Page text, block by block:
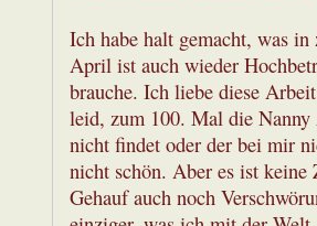
Ich habe halt gemacht, was
April ist auch wieder
brauche. Ich liebe diese
leid, zum 100. Mal die Nanny
nicht findet oder der bei mir
nicht schön. Aber es ist
Gehauf auch noch